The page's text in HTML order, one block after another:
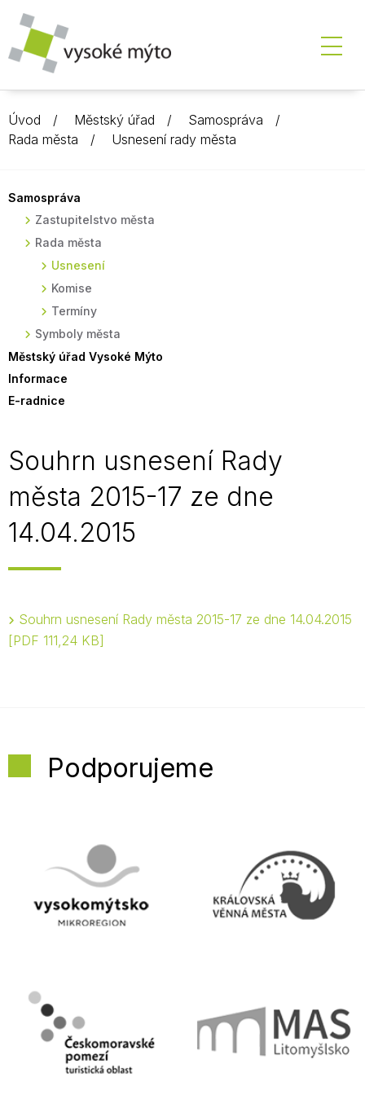
Úvod Městský úřad
Samospráva
Rada města
Usnesení rady města
Samospráva
Zastupitelstvo města
Rada města
Usnesení
Komise
Termíny
Symboly města
Městský úřad Vysoké Mýto
Informace
E-radnice
Souhrn usnesení Rady
města 2015-17 ze dne
14.04.2015
Souhrn usnesení Rady města 2015-17 ze dne 14.04.2015
PDF 111,24 KB
Podporujeme